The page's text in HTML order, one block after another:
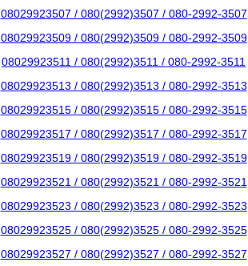
08029923507 / 080(2992)3507 / 080-2992-3507
08029923509 / 080(2992)3509 / 080-2992-3509
08029923511 / 080(2992)3511 / 080-2992-3511
08029923513 / 080(2992)3513 / 080-2992-3513
08029923515 / 080(2992)3515 / 080-2992-3515
08029923517 / 080(2992)3517 / 080-2992-3517
08029923519 / 080(2992)3519 / 080-2992-3519
08029923521 / 080(2992)3521 / 080-2992-3521
08029923523 / 080(2992)3523 / 080-2992-3523
08029923525 / 080(2992)3525 / 080-2992-3525
08029923527 / 080(2992)3527 / 080-2992-3527